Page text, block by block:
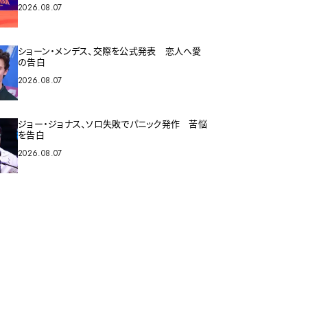
2026.08.07
ショーン・メンデス、交際を公式発表 恋人へ愛
の告白
2026.08.07
ジョー・ジョナス、ソロ失敗でパニック発作 苦悩
を告白
2026.08.07